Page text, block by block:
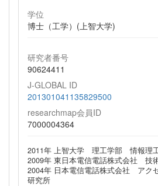
学位
博士（工学）(上智大学)
研究者番号
90624411
J-GLOBAL ID
201301041135829500
researchmap会員ID
7000004364
2011年 上智大学 理工学部 情報理
2009年 東日本電信電話株式会社 技
2004年 日本電信電話株式会社 アク
研究所